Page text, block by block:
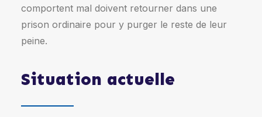
comportent mal doivent retourner dans une
prison ordinaire pour y purger le reste de leur
peine.
Situation actuelle